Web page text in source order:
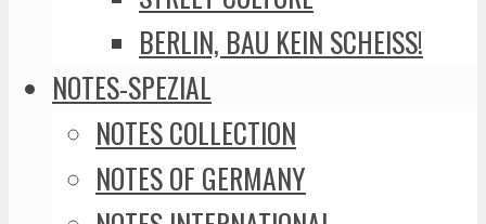
BERLIN, BAU KEIN SCHEISS!
NOTES-SPEZIAL
NOTES COLLECTION
NOTES OF GERMANY